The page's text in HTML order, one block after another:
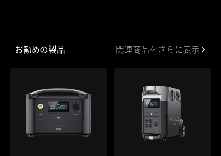
お勧めの製品 関連商品をさらに表示